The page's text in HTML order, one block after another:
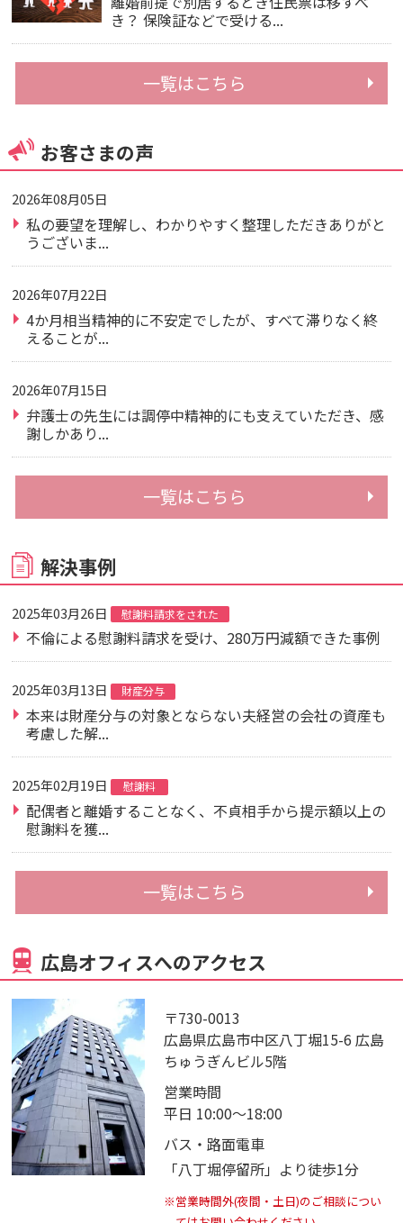
き？ 保険証などで受ける...
一覧はこちら
お客さまの声
2026年08月05日
私の要望を理解し、わかりやすく整理しただきありがと
うございま...
2026年07月22日
4か月相当精神的に不安定でしたが、すべて滞りなく終
えることが...
2026年07月15日
弁護士の先生には調停中精神的にも支えていただき、感
謝しかあり...
一覧はこちら
解決事例
2025年03月26日 慰謝料請求をされた
不倫による慰謝料請求を受け、280万円減額できた事例
2025年03月13日 財産分与
本来は財産分与の対象とならない夫経営の会社の資産も
考慮した解...
2025年02月19日 慰謝料
配偶者と離婚することなく、不貞相手から提示額以上の
慰謝料を獲...
一覧はこちら
広島オフィスへのアクセス
〒730-0013
広島県広島市中区八丁堀15-6 広島
ちゅうぎんビル5階
営業時間
平日 10:00～18:00
バス・路面電車
「八丁堀停留所」より徒歩1分
※営業時間外(夜間・土日)のご相談につい